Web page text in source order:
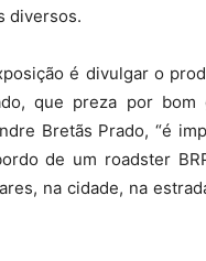
diversos.
é divulgar o
que preza por bom
Bretãs Prado, “é
de um roadster
na cidade, na